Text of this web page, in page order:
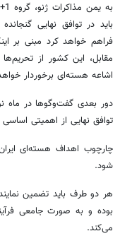
باید در توافق نهایی
فراهم خواهد کرد مبنی بر
مقابل، این کشور از
اشاعه هسته‌ای برخوردار
دور بعدی گفت‌و‌گوها در ماه
توافق نهایی از اهمیتی
چارچوب اهداف هسته‌ای
شود.
هر دو طرف باید تضمین
بوده و به صورت جامعی
می‌کند.